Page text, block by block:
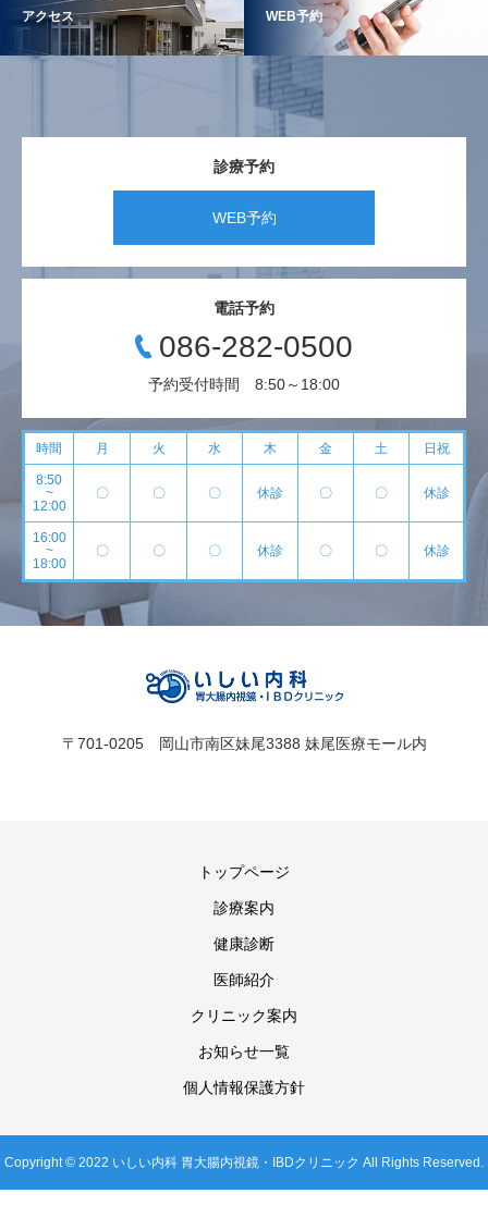
アクセス WEB予約
診療予約
WEB予約
電話予約
086-282-0500
予約受付時間 8:50～18:00
時間 月 火 水 木 金 土 日祝
8:50
~
12:00
〇 〇 〇 休診 〇 〇 休診
16:00
~
18:00
〇 〇 〇 休診 〇 〇 休診
〒701-0205 岡山市南区妹尾3388 妹尾医療モール内
トップページ
診療案内
健康診断
医師紹介
クリニック案内
お知らせ一覧
個人情報保護方針
Copyright © 2022 いしい内科 胃大腸内視鏡・IBDクリニック All Rights Reserved.